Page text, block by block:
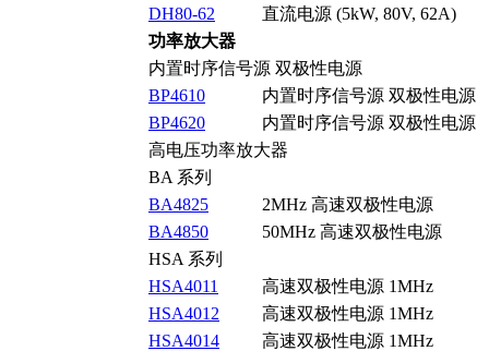
DH80-62
直流电源 (5kW, 80V, 62A)
功率放大器
内置时序信号源 双极性电源
BP4610
内置时序信号源 双极性电源
BP4620
内置时序信号源 双极性电源
高电压功率放大器
BA 系列
BA4825
2MHz 高速双极性电源
BA4850
50MHz 高速双极性电源
HSA 系列
HSA4011
高速双极性电源 1MHz
HSA4012
高速双极性电源 1MHz
HSA4014
高速双极性电源 1MHz